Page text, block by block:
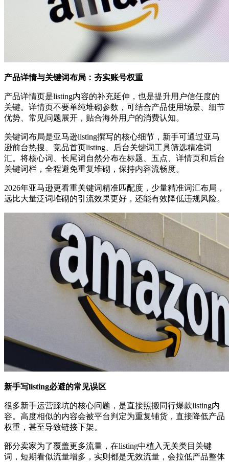
产品详情与关键词布局：夯实账号权重
产品详情页是listing内容的补充延伸，也是提升用户信任度的
关键。详情页不要单纯堆砌参数，可结合产品使用场景、细节
优势、常见问题展开，贴合海外用户的消费认知。
关键词布局是亚马逊listing撰写的核心细节，新手可通过亚马
逊前台热搜、竞品首页listing、后台关键词工具筛选精准词
汇。将核心词、长尾词自然分布在标题、五点、详情页和后台
关键词栏，全程避免重复堆砌，保持内容流畅度。
2026年亚马逊更看重关键词精准匹配度，少量精准词汇布局，
远比大量泛词堆砌的引流效果更好，还能有效降低违规风险。
新手写listing必避的常见误区
很多新手运营踩坑的核心问题，是直接照搬同行爆款listing内
容。高度相似的内容会被平台判定为重复铺货，直接降低产品
权重，甚至导致链接下架。
部分卖家为了覆盖更多流量，在listing中植入无关类目关键
词，短期看似流量增多，实则都是无效流量，会拉低产品整体